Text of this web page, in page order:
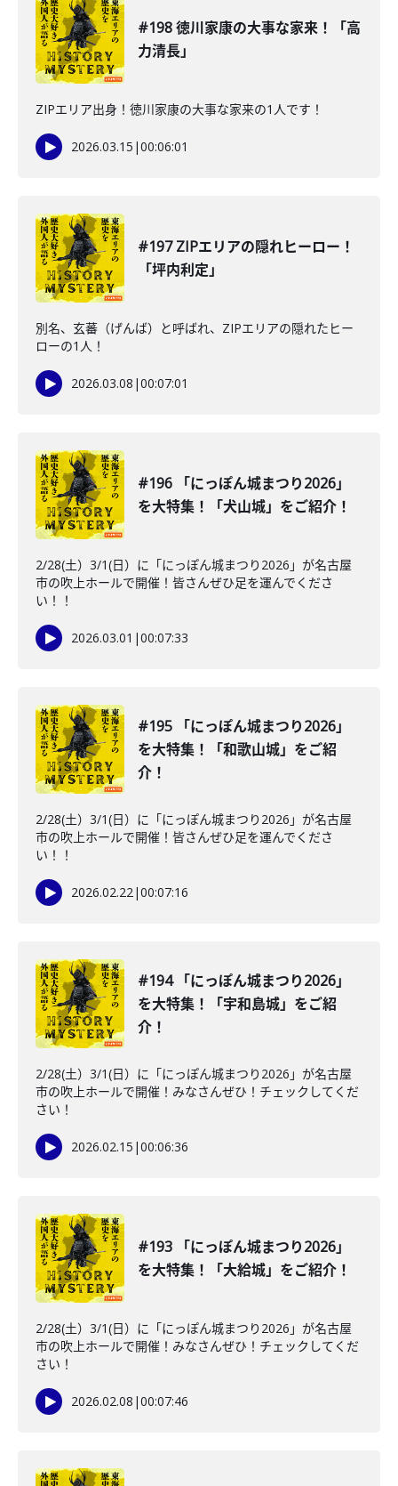
#198 徳川家康の大事な家来！「高
力清長」
ZIPエリア出身！徳川家康の大事な家来の1人です！
2026.03.15 |00:06:01
#197 ZIPエリアの隠れヒーロー！
「坪内利定」
別名、玄蕃（げんば）と呼ばれ、ZIPエリアの隠れたヒー
ローの1人！
2026.03.08 |00:07:01
#196 「にっぽん城まつり2026」
を大特集！「犬山城」をご紹介！
2/28(土）3/1(日）に「にっぽん城まつり2026」が名古屋
市の吹上ホールで開催！皆さんぜひ足を運んでくださ
い！！
2026.03.01 |00:07:33
#195 「にっぽん城まつり2026」
を大特集！「和歌山城」をご紹
介！
2/28(土）3/1(日）に「にっぽん城まつり2026」が名古屋
市の吹上ホールで開催！皆さんぜひ足を運んでくださ
い！！
2026.02.22|00:07:16
#194 「にっぽん城まつり2026」
を大特集！「宇和島城」をご紹
介！
2/28(土）3/1(日）に「にっぽん城まつり2026」が名古屋
市の吹上ホールで開催！みなさんぜひ！チェックしてくだ
さい！
2026.02.15 |00:06:36
#193 「にっぽん城まつり2026」
を大特集！「大給城」をご紹介！
2/28(土）3/1(日）に「にっぽん城まつり2026」が名古屋
市の吹上ホールで開催！みなさんぜひ！チェックしてくだ
さい！
2026.02.08 |00:07:46